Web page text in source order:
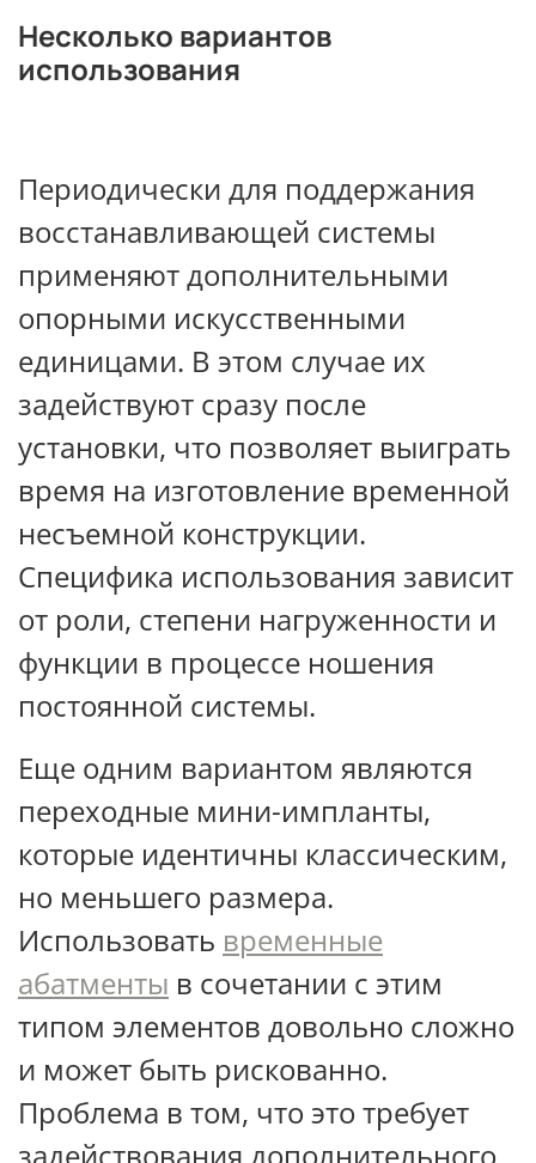
Несколько вариантов
использования
Периодически для поддержания
восстанавливающей системы
применяют дополнительными
опорными искусственными
единицами. В этом случае их
задействуют сразу после
установки, что позволяет выиграть
время на изготовление временной
несъемной конструкции.
Специфика использования зависит
от роли, степени нагруженности и
функции в процессе ношения
постоянной системы.
Еще одним вариантом являются
переходные мини-импланты,
которые идентичны классическим,
но меньшего размера.
Использовать временные
абатменты в сочетании с этим
типом элементов довольно сложно
и может быть рискованно.
Проблема в том, что это требует